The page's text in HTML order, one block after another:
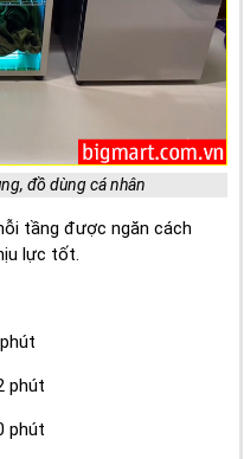
đồ dùng cá nhân
tầng được ngăn cách
lực tốt.
phút
phút